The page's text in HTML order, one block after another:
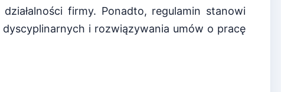
firmy. Ponadto, regulamin stanowi
i rozwiązywania umów o pracę